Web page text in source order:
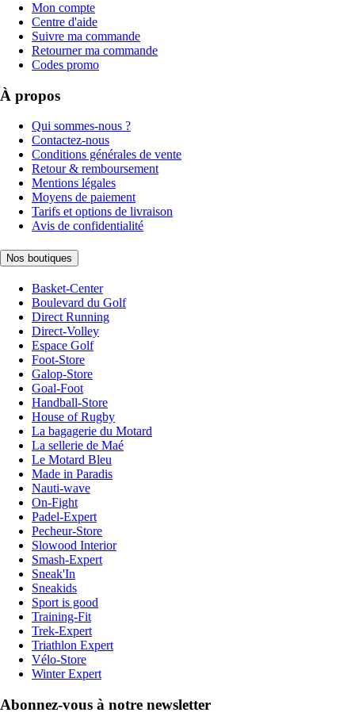
Mon compte
Centre d'aide
Suivre ma commande
Retourner ma commande
Codes promo
À propos
Qui sommes-nous ?
Contactez-nous
Conditions générales de vente
Retour & remboursement
Mentions légales
Moyens de paiement
Tarifs et options de livraison
Avis de confidentialité
Nos boutiques
Basket-Center
Boulevard du Golf
Direct Running
Direct-Volley
Espace Golf
Foot-Store
Galop-Store
Goal-Foot
Handball-Store
House of Rugby
La bagagerie du Motard
La sellerie de Maé
Le Motard Bleu
Made in Paradis
Nauti-wave
On-Fight
Padel-Expert
Pecheur-Store
Slowood Interior
Smash-Expert
Sneak'In
Sneakids
Sport is good
Training-Fit
Trek-Expert
Triathlon Expert
Vélo-Store
Winter Expert
Abonnez-vous à notre newsletter